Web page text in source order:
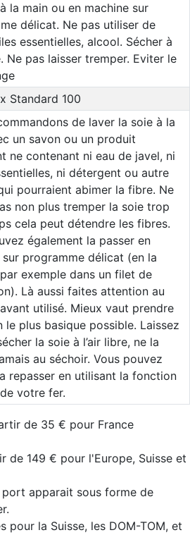
la main ou en machine sur
délicat. Ne pas utiliser de
essentielles, alcool. Sécher à
Ne pas laisser tremper. Eviter le
Standard 100
de laver la soie à la
un savon ou un produit
ne contenant ni eau de javel, ni
ni détergent ou autre
pourraient abimer la fibre. Ne
non plus tremper la soie trop
cela peut détendre les fibres.
également la passer en
sur programme délicat (en la
exemple dans un filet de
Là aussi faites attention au
utilisé. Mieux vaut prendre
le plus basique possible. Laissez
la soie à l’air libre, ne la
au séchoir. Vous pouvez
repasser en utilisant la fonction
votre fer.
de 35 € pour France
de 149 € pour l'Europe, Suisse et
apparait sous forme de
pour la Suisse, les DOM-TOM, et